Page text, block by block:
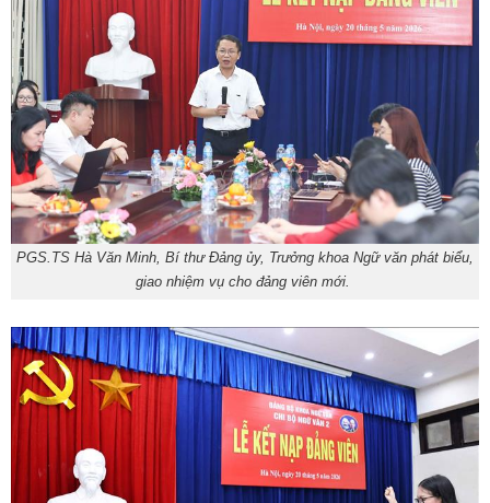
PGS.TS Hà Văn Minh, Bí thư Đảng ủy, Trưởng khoa Ngữ văn phát biểu,
giao nhiệm vụ cho đảng viên mới.